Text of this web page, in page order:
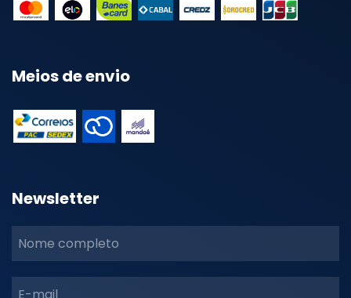
Meios de envio
Newsletter